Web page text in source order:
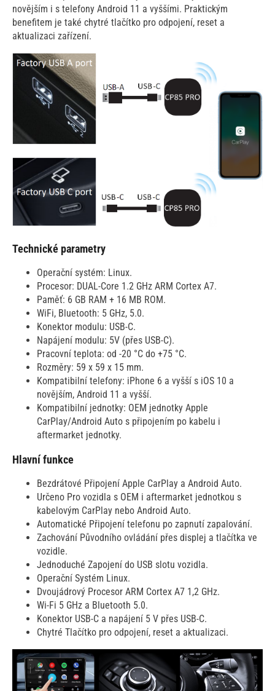
novějším i s telefony Android 11 a vyššími. Praktickým
benefitem je také chytré tlačítko pro odpojení, reset a
aktualizaci zařízení.
Technické parametry
Operační systém: Linux.
Procesor: DUAL-Core 1.2 GHz ARM Cortex A7.
Paměť: 6 GB RAM + 16 MB ROM.
WiFi, Bluetooth: 5 GHz, 5.0.
Konektor modulu: USB-C.
Napájení modulu: 5V (přes USB-C).
Pracovní teplota: od -20 °C do +75 °C.
Rozměry: 59 x 59 x 15 mm.
Kompatibilní telefony: iPhone 6 a vyšší s iOS 10 a
novějším, Android 11 a vyšší.
Kompatibilní jednotky: OEM jednotky Apple
CarPlay/Android Auto s připojením po kabelu i
aftermarket jednotky.
Hlavní funkce
Bezdrátové Připojení Apple CarPlay a Android Auto.
Určeno Pro vozidla s OEM i aftermarket jednotkou s
kabelovým CarPlay nebo Android Auto.
Automatické Připojení telefonu po zapnutí zapalování.
Zachování Původního ovládání přes displej a tlačítka ve
vozidle.
Jednoduché Zapojení do USB slotu vozidla.
Operační Systém Linux.
Dvoujádrový Procesor ARM Cortex A7 1,2 GHz.
Wi-Fi 5 GHz a Bluetooth 5.0.
Konektor USB-C a napájení 5 V přes USB-C.
Chytré Tlačítko pro odpojení, reset a aktualizaci.